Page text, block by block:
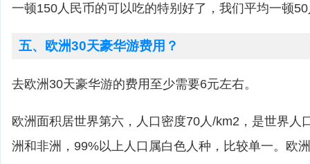
一顿150人民币的可以吃的特别好了，我们平均一顿
五、欧洲30天豪华游费用？
去欧洲30天豪华游的费用至少需要6元左右。
欧洲面积居世界第六，人口密度70人/km2，是世界人
洲和非洲，99%以上人口属白色人种，比较单一。欧